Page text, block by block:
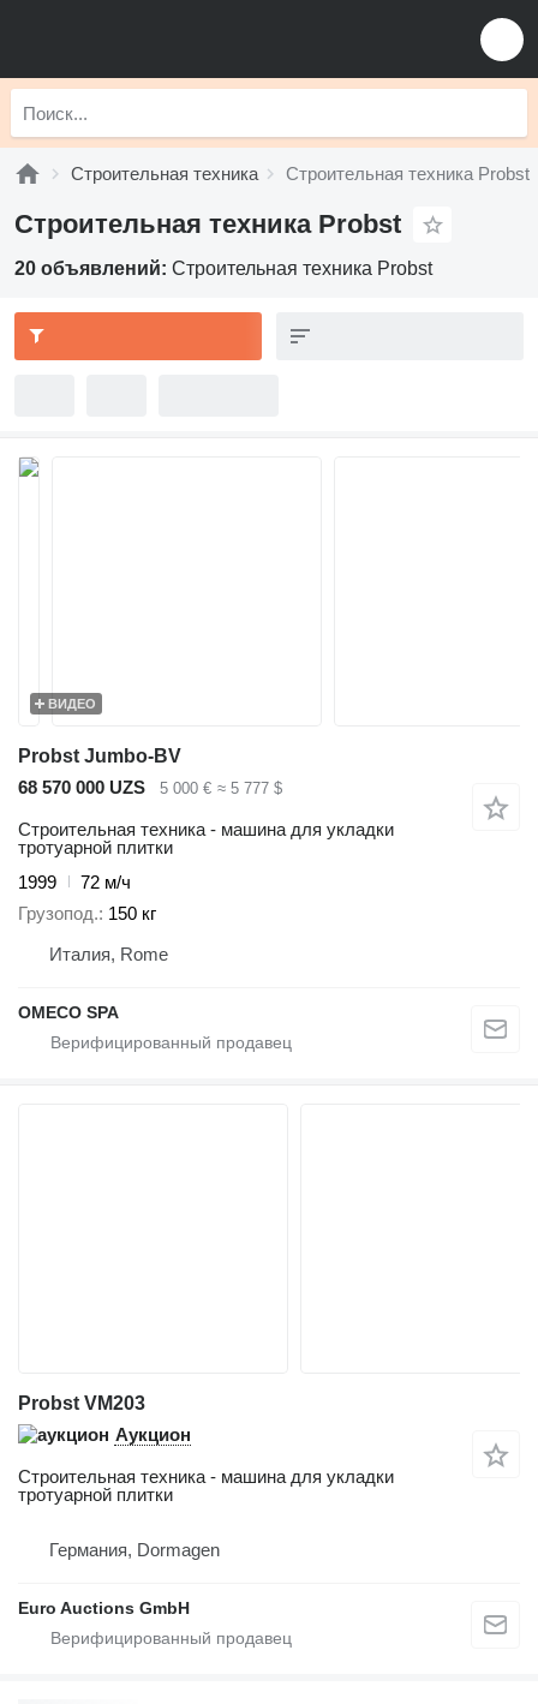
Строительная техника Строительная техника Probst
Строительная техника Probst
20 объявлений: Строительная техника Probst
ВИДЕО
Probst Jumbo-BV
68 570 000 UZS
5 000 € ≈ 5 777 $
Строительная техника - машина для укладки
тротуарной плитки
1999
72 м/ч
Грузопод. 150 кг
Италия, Rome
OMECO SPA
Probst VM203
Аукцион
Строительная техника - машина для укладки
тротуарной плитки
Германия, Dormagen
Euro Auctions GmbH